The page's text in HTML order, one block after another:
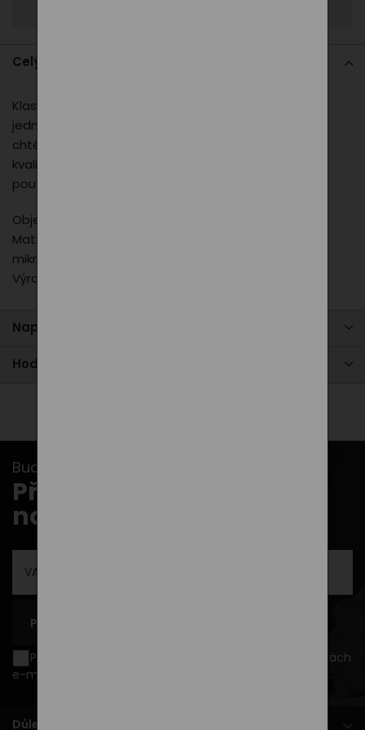
Celý popis
Klasický bílý šálek na čaj je navržen s důrazem na
jednoduchost a eleganci. Ideální pro všechny, kdo si
chtějí vychutnat svůj oblíbený čaj ve stylu. Díky
kvalitnímu provedení je vhodný jak pro každodenní
použití, tak pro speciální příležitosti.
Objem: 330 ml
Materiál: porcelán, vhodný do umývačky riadu,
mikrovlnnej rúry a mrazničky
Výrobca: tescoma CZ
Napište nám
Hodnocení
Buďte v obraze s našimi newslettery...
Přihlašte se k odběru
novinek
PŘIHLÁSIT SE K ODBĚRU
Přeji si být informován o novinkách a akčních nabídkách
e-mailem a souhlasím se
.
Důležité dokumenty